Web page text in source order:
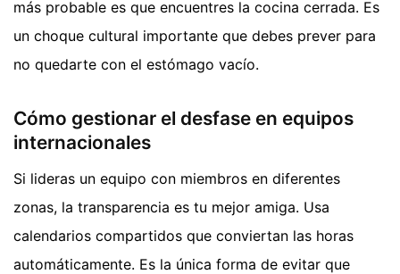
más probable es que encuentres la cocina cerrada. Es
un choque cultural importante que debes prever para
no quedarte con el estómago vacío.
Cómo gestionar el desfase en equipos
internacionales
Si lideras un equipo con miembros en diferentes
zonas, la transparencia es tu mejor amiga. Usa
calendarios compartidos que conviertan las horas
automáticamente. Es la única forma de evitar que